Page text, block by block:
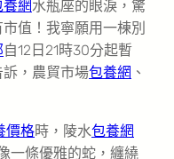
養網水瓶座的眼淚，驚
市值！我寧願用一棟別
自12日21時30分起暫
，農貿市場包養網 、
價格時，陵水包養網
一條優雅的蛇，纏繞